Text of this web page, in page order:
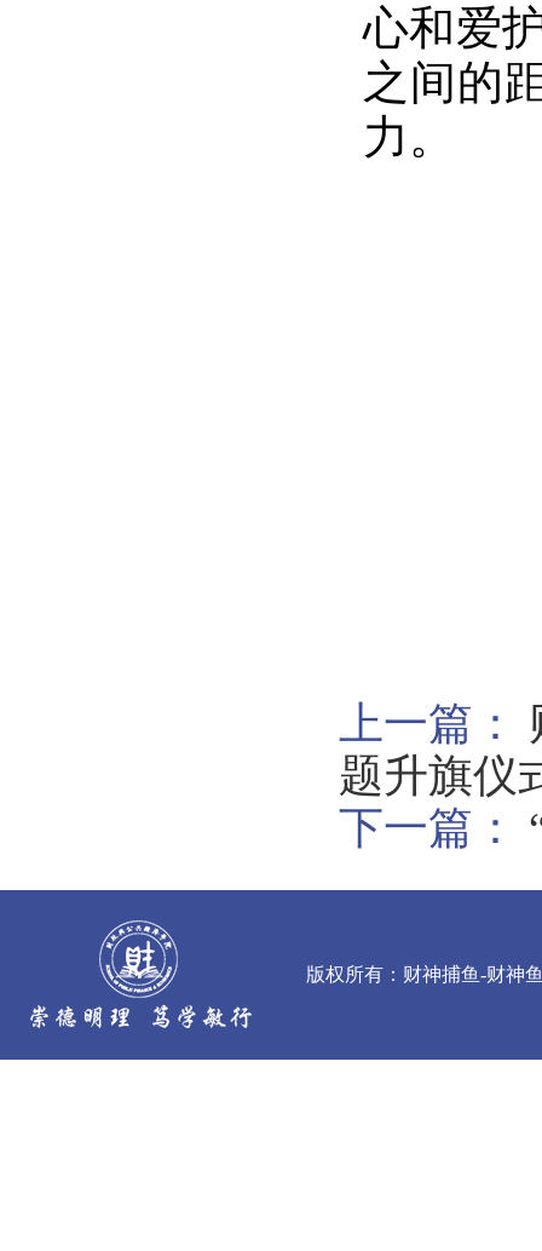
心和爱
之间的
力。
上一篇：
题升旗仪
下一篇：
版权所有：财神捕鱼-财神